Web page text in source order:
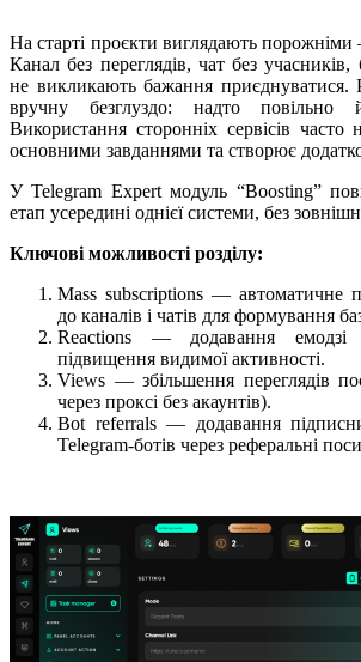
На старті проєкти виглядають
Канал без переглядів, чат без учасників,
не викликають бажання приєднуватися.
вручну безглуздо: надто повільно й
Використання сторонніх сервісів часто
основними завданнями та створює
У Telegram Expert модуль “Boosting”
етап усередині однієї системи, без
Ключові можливості розділу:
Mass subscriptions — автоматичне
до каналів і чатів для формування
Reactions — додавання
підвищення видимої активності.
Views — збільшення переглядів
через проксі без акаунтів).
Bot referrals — додавання
Telegram-ботів через реферальні